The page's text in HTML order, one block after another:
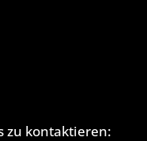
zu kontaktieren: